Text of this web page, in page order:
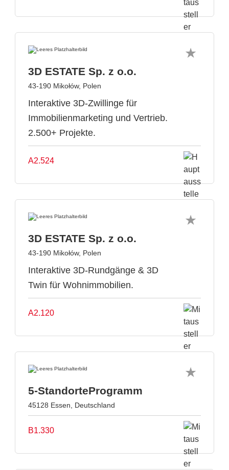
3D ESTATE Sp. z o.o.
43-190 Mikołów, Polen
Interaktive 3D-Zwillinge für
Immobilienmarketing und Vertrieb.
2.500+ Projekte.
A2.524
3D ESTATE Sp. z o.o.
43-190 Mikołów, Polen
Interaktive 3D-Rundgänge & 3D
Twin für Wohnimmobilien.
A2.120
5-StandorteProgramm
45128 Essen, Deutschland
B1.330